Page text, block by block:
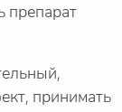
препарат
принимать